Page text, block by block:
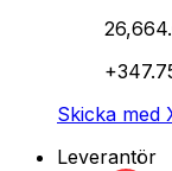
Skicka med
Leverantör